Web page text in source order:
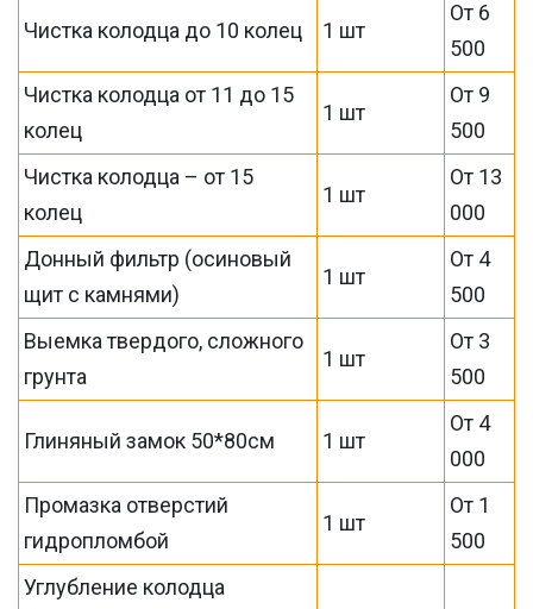
Чистка колодца до 10 колец 1 шт
От 6
500
Чистка колодца от 11 до 15
колец
1 шт
От 9
500
Чистка колодца – от 15
колец
1 шт
От 13
000
Донный фильтр (осиновый
щит с камнями)
1 шт
От 4
500
Выемка твердого, сложного
грунта
1 шт
От 3
500
Глиняный замок 50*80см 1 шт
От 4
000
Промазка отверстий
гидропломбой
1 шт
От 1
500
Углубление колодца